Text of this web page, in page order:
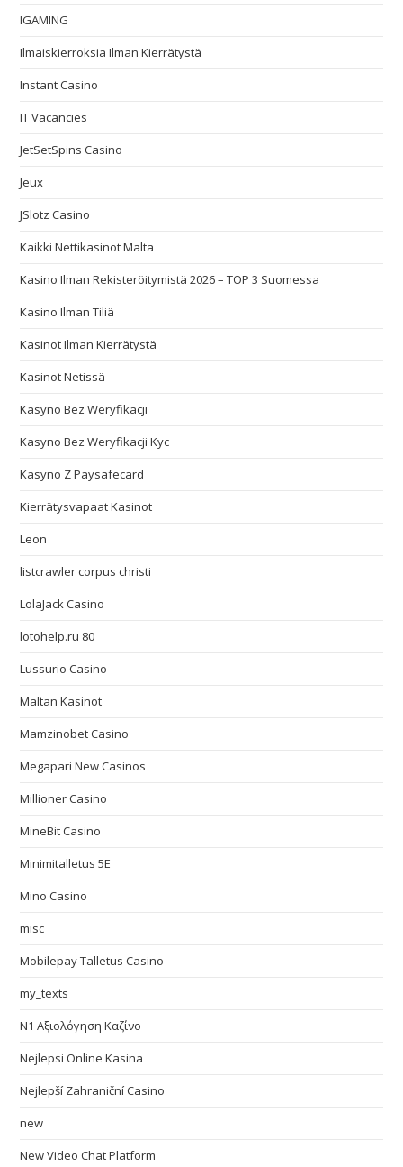
IGAMING
Ilmaiskierroksia Ilman Kierrätystä
Instant Casino
IT Vacancies
JetSetSpins Casino
Jeux
JSlotz Casino
Kaikki Nettikasinot Malta
Kasino Ilman Rekisteröitymistä 2026 – TOP 3 Suomessa
Kasino Ilman Tiliä
Kasinot Ilman Kierrätystä
Kasinot Netissä
Kasyno Bez Weryfikacji
Kasyno Bez Weryfikacji Kyc
Kasyno Z Paysafecard
Kierrätysvapaat Kasinot
Leon
listcrawler corpus christi
LolaJack Casino
lotohelp.ru 80
Lussurio Casino
Maltan Kasinot
Mamzinobet Casino
Megapari New Casinos
Millioner Casino
MineBit Casino
Minimitalletus 5E
Mino Casino
misc
Mobilepay Talletus Casino
my_texts
N1 Αξιολόγηση Καζίνο
Nejlepsi Online Kasina
Nejlepší Zahraniční Casino
new
New Video Chat Platform